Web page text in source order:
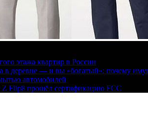
этажа квартир в России
в деревне — и вы «богатый»: почему
автомобилей
Z Flip8 прошёл сертификацию FCC